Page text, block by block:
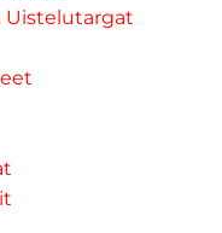
Uistelutargat